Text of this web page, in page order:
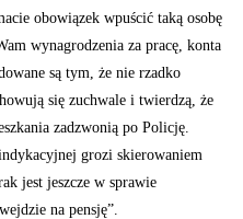
obowiązek wpuścić taką osobę
wynagrodzenia za pracę, konta
są tym, że nie rzadko
się zuchwale i twierdzą, że
zadzwonią po Policję.
grozi skierowaniem
jest jeszcze w sprawie
na pensję”.